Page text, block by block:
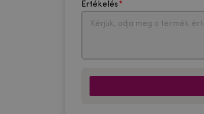
Értékelés